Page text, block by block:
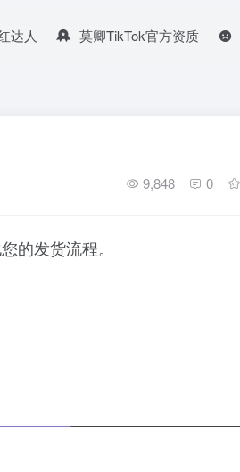
达人 莫卿TikTok官方资质
9,848 0
的发货流程。